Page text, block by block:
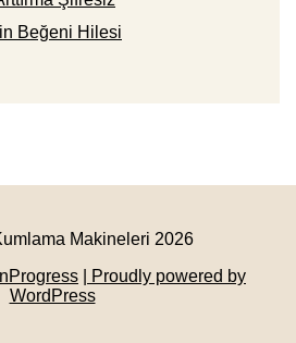
Beğeni Hilesi
Makineleri 2026
| Proudly powered by
WordPress